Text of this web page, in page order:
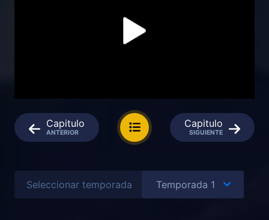
Capitulo
ANTERIOR
Capitulo
SIGUIENTE
Seleccionar temporada